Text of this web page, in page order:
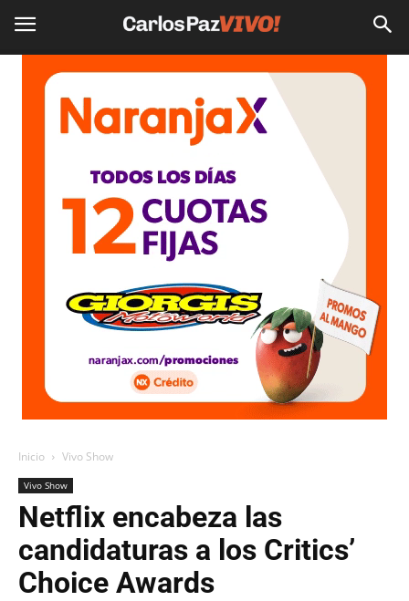
Inicio Vivo Show
Vivo Show
Netflix encabeza las
candidaturas a los Critics’
Choice Awards